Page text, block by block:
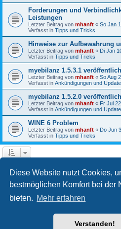
Diese Website nutzt Cookies,
bestmöglichen Komfort bei der
bieten. Mehr erfahren
Verstanden!
Forderungen und
Leistungen
Letzter Beitrag von mhanft « So Jan
Verfasst in Tipps und Tricks
Hinweise zur Aufbewahrung
Letzter Beitrag von mhanft « Di Jan
Verfasst in Tipps und Tricks
myebilanz 1.5.3.1
Letzter Beitrag von mhanft « So Aug
Verfasst in Ankündigungen und
myebilanz 1.5.2.0
Letzter Beitrag von mhanft « Fr Jul
Verfasst in Ankündigungen und
WINE 6 Problem
Letzter Beitrag von mhanft « Do Jun
Verfasst in Tipps und Tricks
Powered byphpBB® Forum